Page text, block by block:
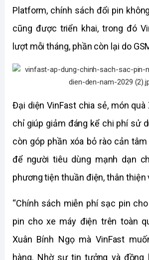
Platform, chính sách đổi pin
cũng được triển khai, trong đó
lượt mỗi tháng, phần còn lại do
Đại diện VinFast chia sẻ, món quà
chỉ giúp giảm đáng kể chi phí sử
còn góp phần xóa bỏ rào cản
để người tiêu dùng mạnh dạn
phương tiện thuần điện, thân thiện
“Chính sách miễn phí sạc pin
pin cho xe máy điện trên toàn
Xuân Bính Ngọ mà VinFast
hàng. Nhờ sự tin tưởng và đồng